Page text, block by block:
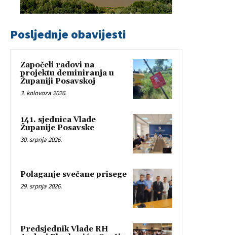
Posljednje obavijesti
Započeli radovi na
projektu deminiranja u
Županiji Posavskoj
3. kolovoza 2026.
141. sjednica Vlade
Županije Posavske
30. srpnja 2026.
Polaganje svečane prisege
29. srpnja 2026.
Predsjednik Vlade RH